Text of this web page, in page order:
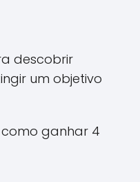
descobrir
um objetivo
ganhar 4